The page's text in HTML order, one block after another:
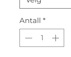
Antall *